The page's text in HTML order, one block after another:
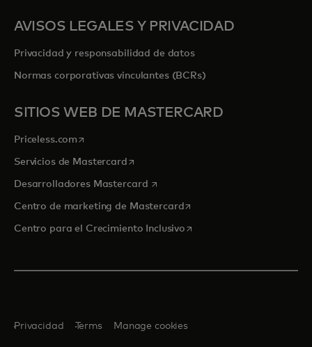
AVISOS LEGALES Y PRIVACIDAD
Privacidad y responsabilidad de datos
Normas corporativas vinculantes (BCRs)
SITIOS WEB DE MASTERCARD
Priceless.com se abre en una pestaña nueva
Servicios de Mastercardse abre en una pestaña nueva
Desarrolladores Mastercard se abre en una pestaña nueva
Centro de marketing de Mastercardse abre en una pestaña
Centro para el Crecimiento Inclusivose abre en una pestaña
Privacidad Terms Manage cookies